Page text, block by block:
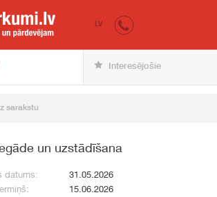
iepirkumi.lv
LV
Interesējošie
sarakstu
un uzstādīšana
datums:
31.05.2026
15.06.2026